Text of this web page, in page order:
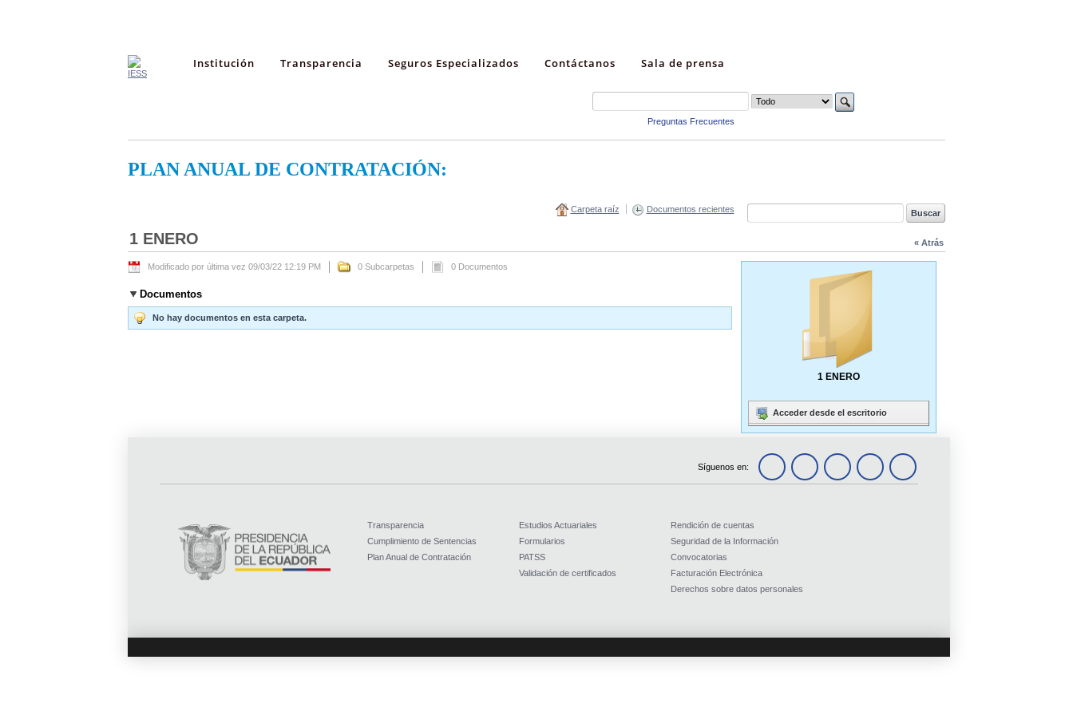
Institución Transparencia Seguros Especializados Contáctanos Sala de prensa
Preguntas Frecuentes
PLAN ANUAL DE CONTRATACIÓN:
Carpeta raíz Documentos recientes
« Atrás
1 ENERO
Modificado por última vez 09/03/22 12:19 PM 0 Subcarpetas 0 Documentos
Documentos
No hay documentos en esta carpeta.
1 ENERO
Acceder desde el escritorio
Síguenos en:
Transparencia
Cumplimiento de Sentencias
Plan Anual de Contratación
Estudios Actuariales
Formularios
PATSS
Validación de certificados
Rendición de cuentas
Seguridad de la Información
Convocatorias
Facturación Electrónica
Derechos sobre datos personales